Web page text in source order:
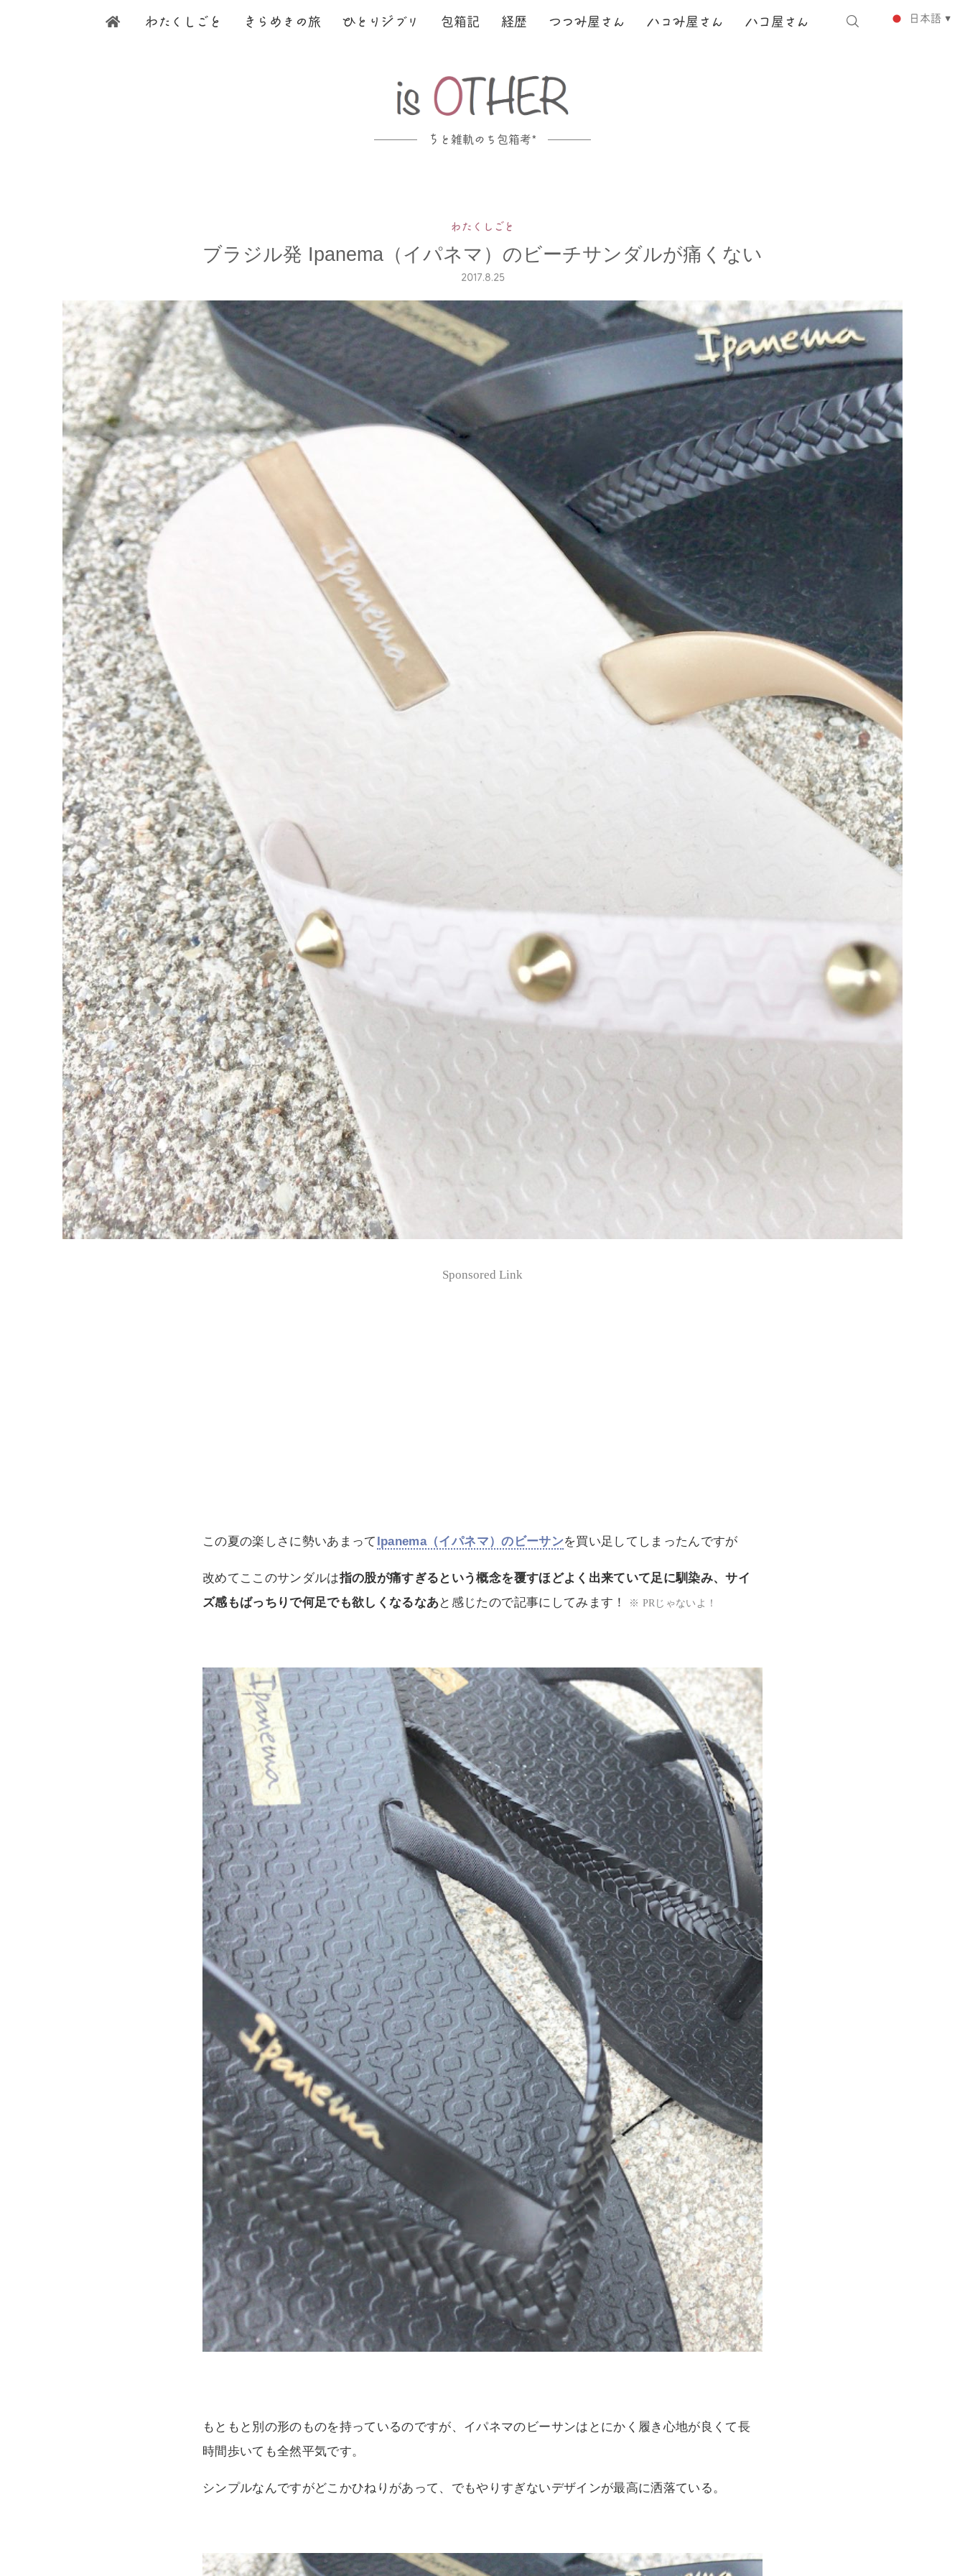
わ たく し ご と き ら め きの旅 ひ とり ジ ブリ 包箱記 経歴 つ つみ屋さん ハ コ み屋さん ハコ 屋さん
ち と雑軌のち包箱考*
わたくしごと
ブラジル発 Ipanema（イパネマ）のビーチサンダルが痛くない
2017.8.25
Sponsored Link
この夏の楽しさに勢いあまって Ipanema（イパネマ）のビーサンを買い足してしまったんですが
改めてここのサンダルは指の股が痛すぎるという概念を覆すほどよく出来ていて足に馴染み、サイ
ズ感もばっちりで何足でも欲しくなるなあと感じたので記事にしてみます！ ※ PRじゃないよ！
もともと別の形のものを持っているのですが、イパネマのビーサンはとにかく履き心地が良くて長
時間歩いても全然平気です。
シンプルなんですがどこかひねりがあって、でもやりすぎないデザインが最高に洒落ている。
日本語 ▼